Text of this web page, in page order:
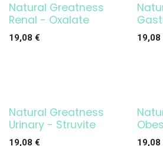
Natural Greatness
Renal - Oxalate
19,08 € 19,08
Natural Greatness
Urinary - Struvite
19,08 € 19,08